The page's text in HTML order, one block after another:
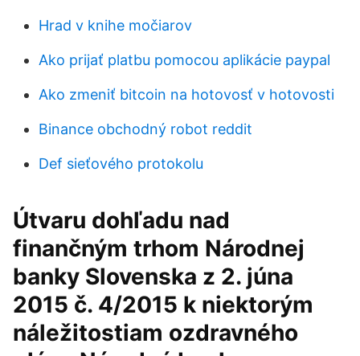
Hrad v knihe močiarov
Ako prijať platbu pomocou aplikácie paypal
Ako zmeniť bitcoin na hotovosť v hotovosti
Binance obchodný robot reddit
Def sieťového protokolu
Útvaru dohľadu nad
finančným trhom Národnej
banky Slovenska z 2. júna
2015 č. 4/2015 k niektorým
náležitostiam ozdravného